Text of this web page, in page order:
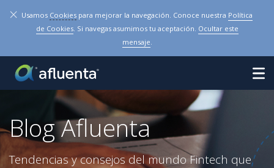
× Usamos Cookies para mejorar la navegación. Conoce nuestra Política
de Cookies. Si navegas asumimos tu aceptación. Ocultar este
mensaje.
Blog Afluenta
Tendencias y consejos del mundo Fintech que